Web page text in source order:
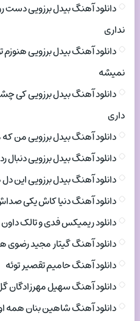
دانلود آهنگ بیدل برزویی
نداری
دانلود آهنگ بیدل برزویی
نمیشه
دانلود آهنگ بیدل برزویی کی
داری
دانلود آهنگ بیدل برزویی من
دانلود آهنگ بیدل برزویی دنبال
دانلود آهنگ بیدل برزویی این
دانلود آهنگ دنیا کاش یکی
دانلود ریمیکس فدی و تالک داون
دانلود آهنگ گیتار مجید رضوی
دانلود آهنگ حامیم تقصیر توئه
دانلود آهنگ سهیل مهرزادگان
دانلود آهنگ شاهین بنان همه